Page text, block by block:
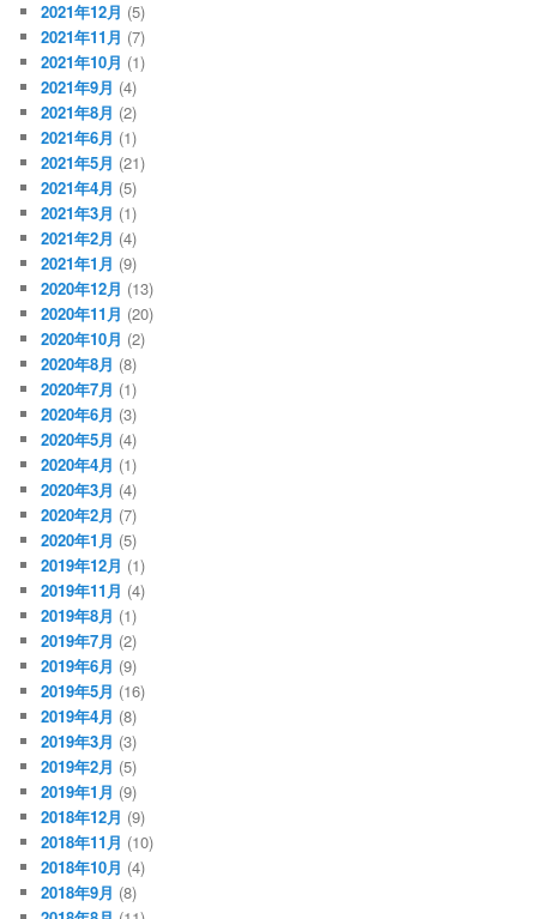
2021年12月 (5)
2021年11月 (7)
2021年10月 (1)
2021年9月 (4)
2021年8月 (2)
2021年6月 (1)
2021年5月 (21)
2021年4月 (5)
2021年3月 (1)
2021年2月 (4)
2021年1月 (9)
2020年12月 (13)
2020年11月 (20)
2020年10月 (2)
2020年8月 (8)
2020年7月 (1)
2020年6月 (3)
2020年5月 (4)
2020年4月 (1)
2020年3月 (4)
2020年2月 (7)
2020年1月 (5)
2019年12月 (1)
2019年11月 (4)
2019年8月 (1)
2019年7月 (2)
2019年6月 (9)
2019年5月 (16)
2019年4月 (8)
2019年3月 (3)
2019年2月 (5)
2019年1月 (9)
2018年12月 (9)
2018年11月 (10)
2018年10月 (4)
2018年9月 (8)